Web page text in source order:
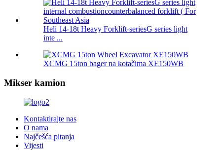
Heli 14-18t Heavy Forklift-seriesG series light
inte ...
XCMG 15ton bager na kotačima XE150WB
Mikser kamion
Kontaktirajte nas
O nama
Najčešća pitanja
Vijesti